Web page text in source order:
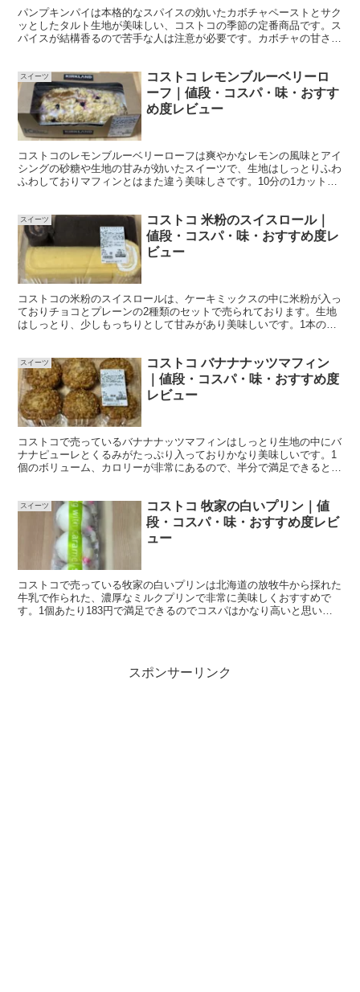
パンプキンパイは本格的なスパイスの効いたカボチャペーストとサク
ッとしたタルト生地が美味しい、コストコの季節の定番商品です。ス
パイスが結構香るので苦手な人は注意が必要です。カボチャの甘さは
16分の1サイズで約100円なのでコスパも高く、ファンが多いのも納
得です。
スイーツ
コストコ レモンブルーベリーロ
ーフ｜値段・コスパ・味・おすす
め度レビュー
コストコのレモンブルーベリーローフは爽やかなレモンの風味とアイ
シングの砂糖や生地の甘みが効いたスイーツで、生地はしっとりふわ
ふわしておりマフィンとはまた違う美味しさです。10分の1カットで
スイーツ
コストコ 米粉のスイスロール｜
値段・コスパ・味・おすすめ度レ
ビュー
コストコの米粉のスイスロールは、ケーキミックスの中に米粉が入っ
ておりチョコとプレーンの2種類のセットで売られております。生地
はしっとり、少しもっちりとして甘みがあり美味しいです。1本の10
スイーツ
コストコ バナナナッツマフィン
｜値段・コスパ・味・おすすめ度
レビュー
コストコで売っているバナナナッツマフィンはしっとり生地の中にバ
ナナピューレとくるみがたっぷり入っておりかなり美味しいです。1
個のボリューム、カロリーが非常にあるので、半分で満足できると思
スイーツ
コストコ 牧家の白いプリン｜値
段・コスパ・味・おすすめ度レビ
ュー
コストコで売っている牧家の白いプリンは北海道の放牧牛から採れた
牛乳で作られた、濃厚なミルクプリンで非常に美味しくおすすめで
す。1個あたり183円で満足できるのでコスパはかなり高いと思いま
スポンサーリンク